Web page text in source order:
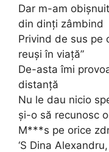
Dar m-am
din dinți zâmbind
Privind de sus pe
reuși în viață”
De-asta îmi
distanță
Nu le dau nicio
și-o să recunosc
M***s pe orice
‘S Dina